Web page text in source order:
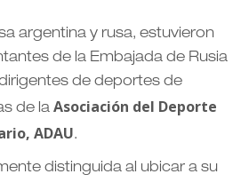
argentina y rusa, estuvieron
de la Embajada de Rusia
de deportes de
de la Asociación del Deporte
ADAU.
distinguida al ubicar a su